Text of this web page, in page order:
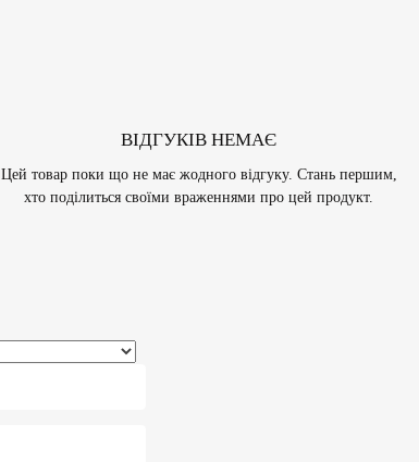
ВІДГУКІВ НЕМАЄ
Цей товар поки що не має жодного відгуку. Стань першим,
хто поділиться своїми враженнями про цей продукт.